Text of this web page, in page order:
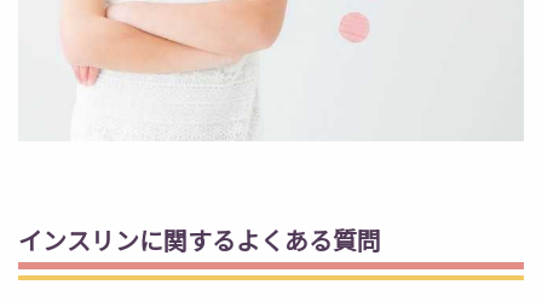
インスリンに関するよくある質問